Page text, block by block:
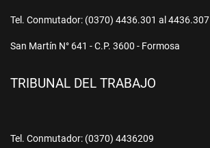
Tel. Conmutador: (0370) 4436.301 al 4436.307
San Martín N° 641 - C.P. 3600 - Formosa
TRIBUNAL DEL TRABAJO
Tel. Conmutador: (0370) 4436209